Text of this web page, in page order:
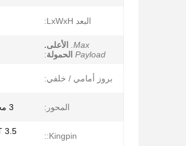
البعد LxWxH:
Max.
الأعلى.
Payload الحمولة:
بروز أمامي / خلفي:
المحور: 3 مجموعات FUWA اختيارية: BPW SAF
Kingpin::